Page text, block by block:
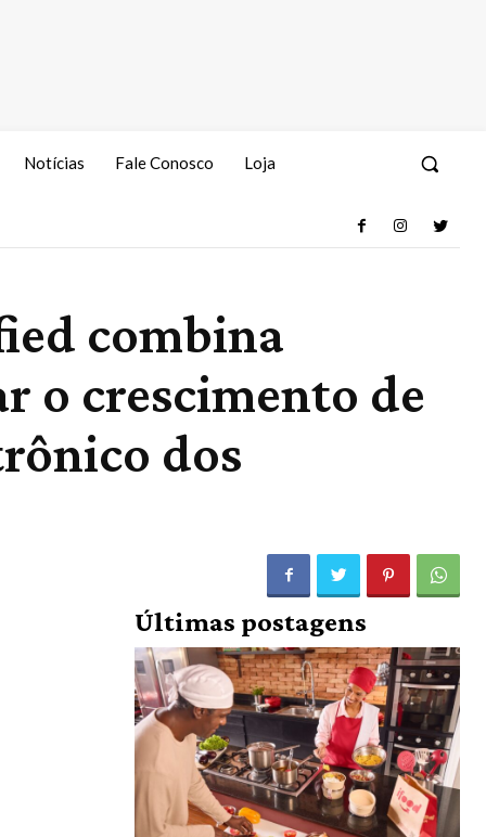
Notícias Fale Conosco Loja
combina
o crescimento de
dos
Últimas postagens